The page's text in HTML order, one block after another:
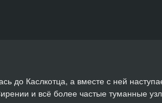
до Каслкотца, а вместе с ней
и всё более частые туманные